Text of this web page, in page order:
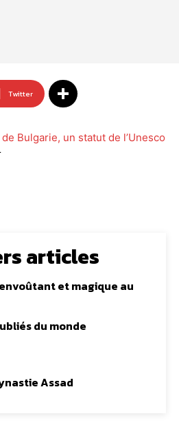
Twitter
Bulgarie, un statut de l’Unesco
articles
et magique au
du monde
Assad